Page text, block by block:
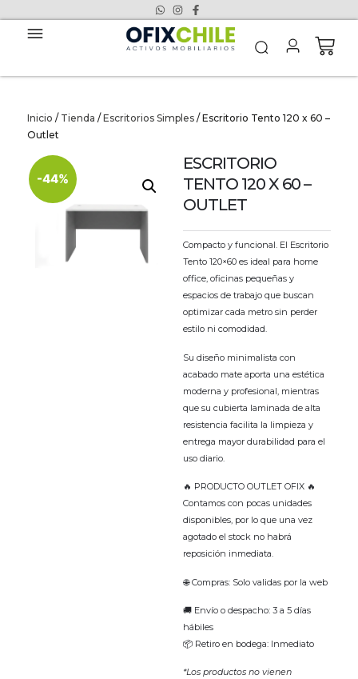
Inicio / Tienda / Escritorios Simples/ Escritorio Tento 120 x 60 –
Outlet
-44%
ESCRITORIO
TENTO 120 X 60 –
OUTLET
Compacto y funcional. El Escritorio
Tento 120×60 es ideal para home
office, oficinas pequeñas y
espacios de trabajo que buscan
optimizar cada metro sin perder
estilo ni comodidad.
Su diseño minimalista con
acabado mate aporta una estética
moderna y profesional, mientras
que su cubierta laminada de alta
resistencia facilita la limpieza y
entrega mayor durabilidad para el
uso diario.
🔥 PRODUCTO OUTLET OFIX 🔥
Contamos con pocas unidades
disponibles, por lo que una vez
agotado el stock no habrá
reposición inmediata.
🌐 Compras: Solo validas por la web
🚚 Envío o despacho: 3 a 5 días
hábiles
📦 Retiro en bodega: Inmediato
*Los productos no vienen